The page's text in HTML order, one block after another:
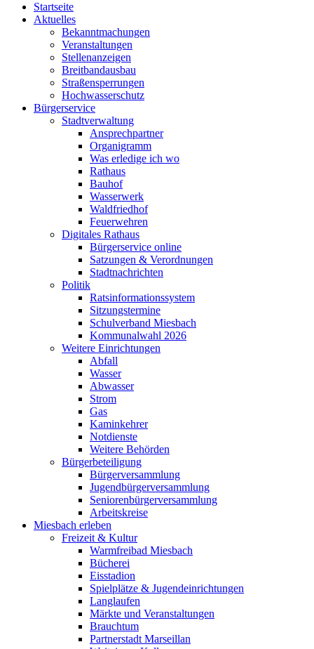
Startseite
Aktuelles
Bekanntmachungen
Veranstaltungen
Stellenanzeigen
Breitbandausbau
Straßensperrungen
Hochwasserschutz
Bürgerservice
Stadtverwaltung
Ansprechpartner
Organigramm
Was erledige ich wo
Rathaus
Bauhof
Wasserwerk
Waldfriedhof
Feuerwehren
Digitales Rathaus
Bürgerservice online
Satzungen & Verordnungen
Stadtnachrichten
Politik
Ratsinformationssystem
Sitzungstermine
Schulverband Miesbach
Kommunalwahl 2026
Weitere Einrichtungen
Abfall
Wasser
Abwasser
Strom
Gas
Kaminkehrer
Notdienste
Weitere Behörden
Bürgerbeteiligung
Bürgerversammlung
Jugendbürgerversammlung
Seniorenbürgerversammlung
Arbeitskreise
Miesbach erleben
Freizeit & Kultur
Warmfreibad Miesbach
Bücherei
Eisstadion
Spielplätze & Jugendeinrichtungen
Langlaufen
Märkte und Veranstaltungen
Brauchtum
Partnerstadt Marseillan